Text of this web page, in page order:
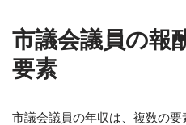
市議会議員の報
要素
市議会議員の年収は、複数の